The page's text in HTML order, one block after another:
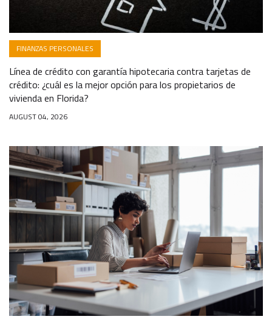
FINANZAS PERSONALES
Línea de crédito con garantía hipotecaria contra tarjetas de
crédito: ¿cuál es la mejor opción para los propietarios de
vivienda en Florida?
AUGUST 04, 2026